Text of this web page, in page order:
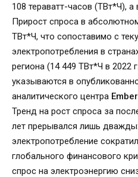
108 тераватт-часов (ТВт*Ч),
Прирост спроса в
ТВт*Ч, что сопоставимо с
электропотребления в
региона (14 449 ТВт*Ч в 2022
указываются в
аналитического центра Ember
Тренд на рост спроса за
лет прерывался лишь
электропотребление
глобального финансового
спрос на электроэнергию